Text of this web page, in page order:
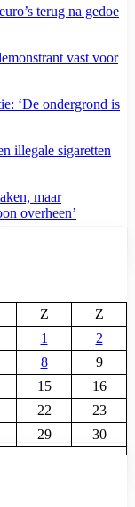
terug na gedoe
vast voor
‘De ondergrond is
illegale sigaretten
maar
overheen’
Z
Z
1
2
8
9
15
16
22
23
29
30